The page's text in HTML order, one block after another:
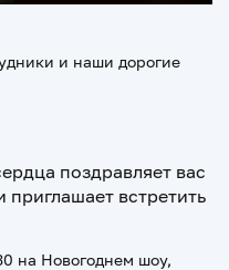
и наши дорогие
поздравляет вас
встретить
на Новогоднем шоу,